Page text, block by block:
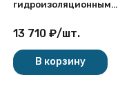
гидроизоляционным
полотном для плоской
13 710 ₽/шт.
В корзину